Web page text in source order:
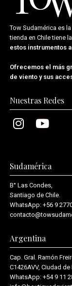
Tow Sudamérica es
tienda en Chile tiene
estos instrumentos
Ofrecemos el más
de viento y sus
Nuestras Redes
Sudamérica
B° Las Condes,
Santiago de Chile.
WhatsApp: +56 9
Argentina
Cap. Gral. Ramón
C1426AVV, Ciudad
WhatsApp: +54 9 11